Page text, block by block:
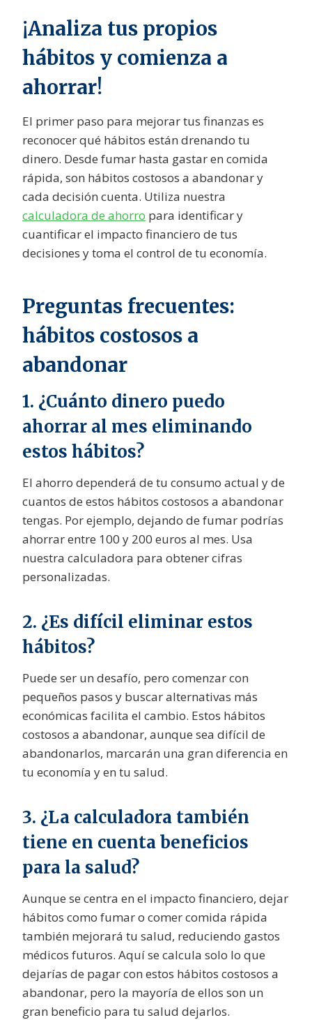
¡Analiza tus propios
hábitos y comienza a
ahorrar!
El primer paso para mejorar tus finanzas es
reconocer qué hábitos están drenando tu
dinero. Desde fumar hasta gastar en comida
rápida, son hábitos costosos a abandonar y
cada decisión cuenta. Utiliza nuestra
calculadora de ahorro para identificar y
cuantificar el impacto financiero de tus
decisiones y toma el control de tu economía.
Preguntas frecuentes:
hábitos costosos a
abandonar
1. ¿Cuánto dinero puedo
ahorrar al mes eliminando
estos hábitos?
El ahorro dependerá de tu consumo actual y de
cuantos de estos hábitos costosos a abandonar
tengas. Por ejemplo, dejando de fumar podrías
ahorrar entre 100 y 200 euros al mes. Usa
nuestra calculadora para obtener cifras
personalizadas.
2. ¿Es difícil eliminar estos
hábitos?
Puede ser un desafío, pero comenzar con
pequeños pasos y buscar alternativas más
económicas facilita el cambio. Estos hábitos
costosos a abandonar, aunque sea difícil de
abandonarlos, marcarán una gran diferencia en
tu economía y en tu salud.
3. ¿La calculadora también
tiene en cuenta beneficios
para la salud?
Aunque se centra en el impacto financiero, dejar
hábitos como fumar o comer comida rápida
también mejorará tu salud, reduciendo gastos
médicos futuros. Aquí se calcula solo lo que
dejarías de pagar con estos hábitos costosos a
abandonar, pero la mayoría de ellos son un
gran beneficio para tu salud dejarlos.